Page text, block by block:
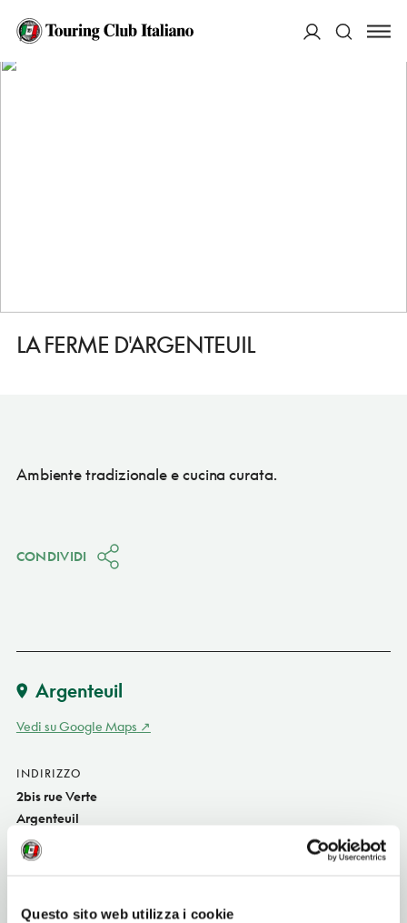
Questo sito web utilizza i cookie
HOME
LA FERME D'ARGENTEUIL
LA FERME D'ARGENTEUIL
Ambiente tradizionale e cucina curata.
CONDIVIDI
Argenteuil
Vedi su Google Maps
INDIRIZZO
2bis rue Verte
Argenteuil
SITO WEB
TELEFONO